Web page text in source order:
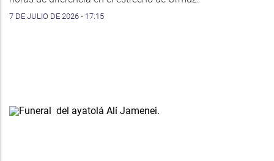
7 DE JULIO DE 2026 - 17:15